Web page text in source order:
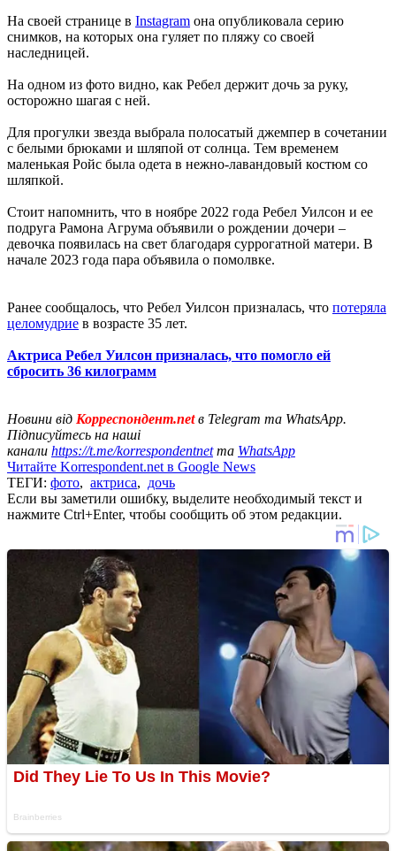
На своей странице в Instagram она опубликовала серию
снимков, на которых она гуляет по пляжу со своей
наследницей.
На одном из фото видно, как Ребел держит дочь за руку,
осторожно шагая с ней.
Для прогулки звезда выбрала полосатый джемпер в сочетании
с белыми брюками и шляпой от солнца. Тем временем
маленькая Ройс была одета в нежно-лавандовый костюм со
шляпкой.
Стоит напомнить, что в ноябре 2022 года Ребел Уилсон и ее
подруга Рамона Агрума объявили о рождении дочери –
девочка появилась на свет благодаря суррогатной матери. В
начале 2023 года пара объявила о помолвке.
Ранее сообщалось, что Ребел Уилсон призналась, что потеряла
целомудрие в возрасте 35 лет.
Актриса Ребел Уилсон призналась, что помогло ей
сбросить 36 килограмм
Новини від Корреспондент.netв Telegram та WhatsApp.
Підписуйтесь на наші
канали https://t.me/korrespondentnetта WhatsApp
Читайте Korrespondent.net в Google News
ТЕГИ: фото, актриса, дочь
Если вы заметили ошибку, выделите необходимый текст и
нажмите Ctrl+Enter, чтобы сообщить об этом редакции.